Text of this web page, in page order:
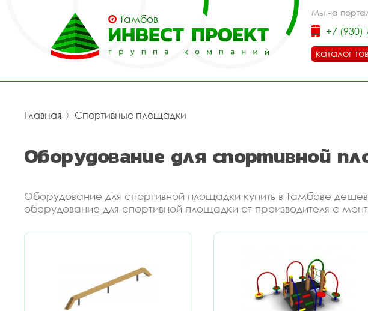
Тамбов
Мы на
+7 (930)
каталог
Главная 〉 Спортивные площадки
Оборудование для спортивной
Оборудование для спортивной площадки купить в Тамбове
оборудование для спортивной площадки от производителя с